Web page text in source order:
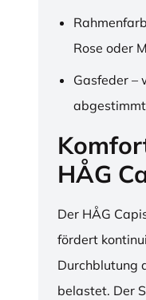
Rose oder
Gasfeder –
HÅG
Der HÅG
fördert
Durchblutung
belastet. Der